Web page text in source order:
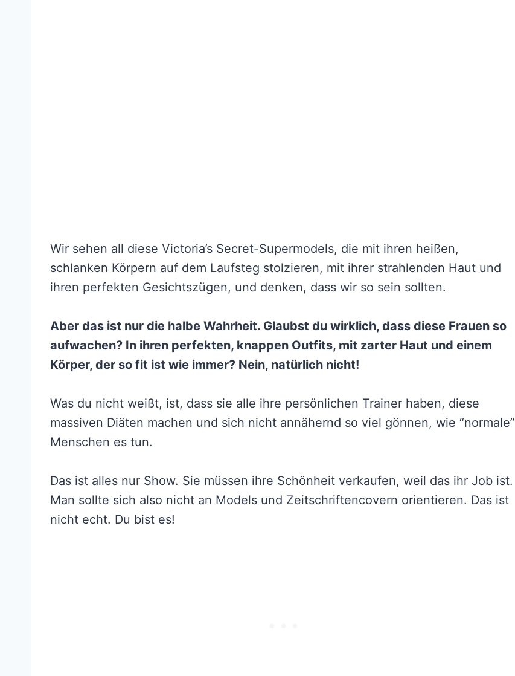
Wir sehen all diese Victoria’s Secret-Supermodels, die mit ihren heißen,
schlanken Körpern auf dem Laufsteg stolzieren, mit ihrer strahlenden Haut und
ihren perfekten Gesichtszügen, und denken, dass wir so sein sollten.
Aber das ist nur die halbe Wahrheit. Glaubst du wirklich, dass diese Frauen so
aufwachen? In ihren perfekten, knappen Outfits, mit zarter Haut und einem
Körper, der so fit ist wie immer? Nein, natürlich nicht!
Was du nicht weißt, ist, dass sie alle ihre persönlichen Trainer haben, diese
massiven Diäten machen und sich nicht annähernd so viel gönnen, wie “normale”
Menschen es tun.
Das ist alles nur Show. Sie müssen ihre Schönheit verkaufen, weil das ihr Job ist.
Man sollte sich also nicht an Models und Zeitschriftencovern orientieren. Das ist
nicht echt. Du bist es!